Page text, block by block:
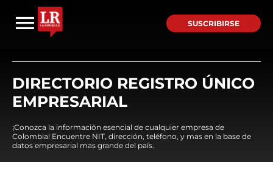
SUSCRIBIRSE
DIRECTORIO REGISTRO ÚNICO
EMPRESARIAL
¡Conozca la información esencial de cualquier empresa de
Colombia! Encuentre NIT, dirección, teléfono, y mas en la base de
datos empresarial mas grande del país.